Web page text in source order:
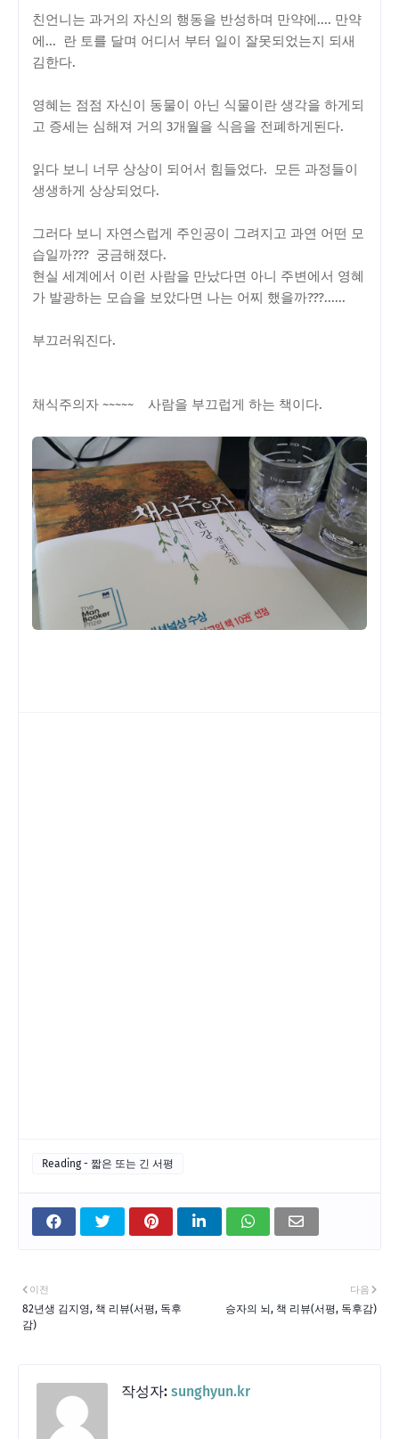
친언니는 과거의 자신의 행동을 반성하며 만약에.... 만약
에... 란 토를 달며 어디서 부터 일이 잘못되었는지 되새
김한다.
영혜는 점점 자신이 동물이 아닌 식물이란 생각을 하게되
고 증세는 심해져 거의 3개월을 식음을 전폐하게된다.
읽다 보니 너무 상상이 되어서 힘들었다. 모든 과정들이
생생하게 상상되었다.
그러다 보니 자연스럽게 주인공이 그려지고 과연 어떤 모
습일까??? 궁금해졌다.
현실 세계에서 이런 사람을 만났다면 아니 주변에서 영혜
가 발광하는 모습을 보았다면 나는 어찌 했을까???......
부끄러워진다.
채식주의자 ~~~~~ 사람을 부끄럽게 하는 책이다.
Reading - 짧은 또는 긴 서평
다음
승자의 뇌, 책 리뷰(서평, 독후감)
이전
82년생 김지영, 책 리뷰(서평, 독후
감)
작성자: sunghyun.kr